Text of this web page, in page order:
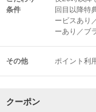
条件
回目以降特
ービスあり
ーあり／ブ
その他 ポイント利
クーポン